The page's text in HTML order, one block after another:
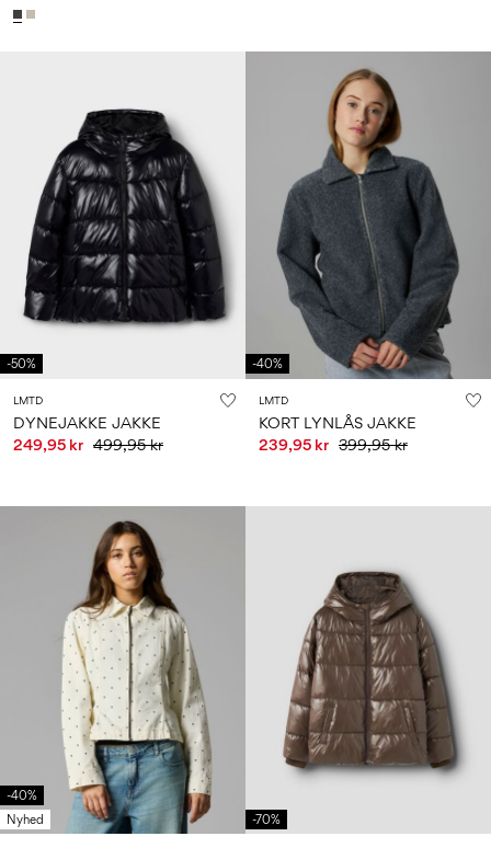
-50%
LMTD
DYNEJAKKE JAKKE
249,95 kr 499,95 kr
-40%
LMTD
KORT LYNLÅS JAKKE
239,95 kr 399,95 kr
-40%
Nyhed
-70%